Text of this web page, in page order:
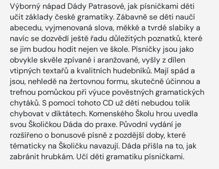
Výborný nápad Dády Patrasové, jak písničkami děti
učit základy české gramatiky. Zábavně se děti naučí
abecedu, vyjmenovaná slova, měkké a tvrdé slabiky a
navíc se dozvědí ještě řadu důležitých poznatků, které
se jim budou hodit nejen ve škole. Písničky jsou jako
obvykle skvěle zpívané i aranžované, vyšly z dílen
vtipných textařů a kvalitních hudebníků. Mají spád a
jsou, nehledě na žertovnou formu, skutečně účinnou a
trefnou pomůckou při výuce pověstných gramatických
chytáků. S pomocí tohoto CD už děti nebudou tolik
chybovat v díktátech. Komenského Školu hrou uvedla
svou Školičkou Dáda do praxe. Původní vydání je
rozšířeno o bonusové písně z pozdější doby, které
tématicky na Školičku navazují. Dáda přišla na to, jak
zabránit hrubkám. Učí děti gramatiku písničkami.